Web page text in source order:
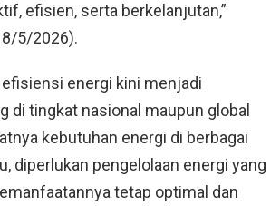
efisien, serta berkelanjutan,”
5/2026).
energi kini menjadi
di tingkat nasional maupun global
kebutuhan energi di berbagai
diperlukan pengelolaan energi yang
tetap optimal dan